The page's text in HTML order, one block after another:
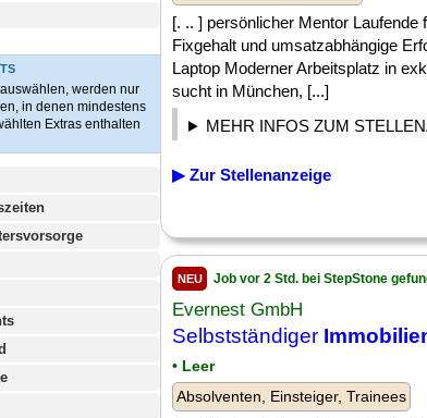
werden nur
in denen mindestens
Extras enthalten
[. .. ] persönlicher Mentor
Fixgehalt und umsatzabhängige
Laptop Moderner Arbeitsplatz in
sucht in München, [...]
MEHR INFOS ZUM
▶ Zur Stellenanzeige
NEU Job vor 2 Std. bei StepStone
Evernest GmbH
Selbstständiger
• Leer
Absolventen, Einsteiger, Trainees